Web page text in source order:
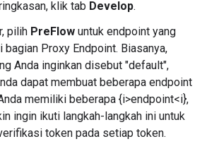
klik tab Develop.
pilih PreFlow untuk endpoint yang
bagian Proxy Endpoint. Biasanya,
Anda inginkan disebut "default",
dapat membuat beberapa endpoint
memiliki beberapa {i>endpoint<i},
ingin ikuti langkah-langkah ini untuk
token pada setiap token.